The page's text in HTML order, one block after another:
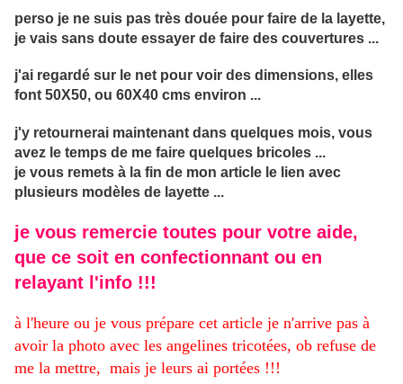
perso je ne suis pas très douée pour faire de la layette,
je vais sans doute essayer de faire des couvertures ...
j'ai regardé sur le net pour voir des dimensions, elles
font 50X50, ou 60X40 cms environ ...
j'y retournerai maintenant dans quelques mois, vous
avez le temps de me faire quelques bricoles ...
je vous remets à la fin de mon article le lien avec
plusieurs modèles de layette ...
je vous remercie toutes pour votre aide,
que ce soit en confectionnant ou en
relayant l'info !!!
à l'heure ou je vous prépare cet article je n'arrive pas à
avoir la photo avec les angelines tricotées, ob refuse de
me la mettre, mais je leurs ai portées !!!